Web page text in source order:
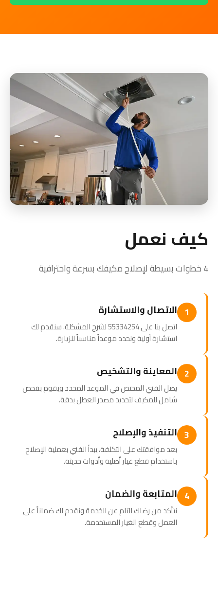
كيف نعمل
4 خطوات بسيطة لإصلاح مكيفك بسرعة واحترافية
1 الاتصال والاستشارة
اتصل بنا على 55334254 لشرح المشكلة. سنقدم لك
استشارة أولية ونحدد موعداً مناسباً للزيارة.
2 المعاينة والتشخيص
يصل الفني المختص في الموعد المحدد ويقوم بفحص
شامل للمكيف لتحديد مصدر العطل بدقة.
3 التنفيذ والإصلاح
بعد موافقتك على التكلفة، يبدأ الفني بعملية الإصلاح
باستخدام قطع غيار أصلية وأدوات حديثة.
4 المتابعة والضمان
نتأكد من رضاك التام عن الخدمة ونقدم لك ضماناً على
العمل وقطع الغيار المستخدمة.